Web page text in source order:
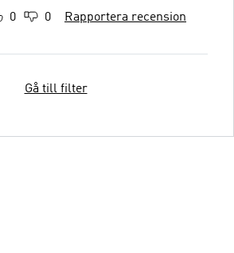
0 0 Rapportera recension
Gå till filter